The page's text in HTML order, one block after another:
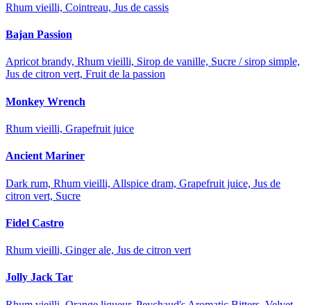
Rhum vieilli, Cointreau, Jus de cassis
Bajan Passion
Apricot brandy, Rhum vieilli, Sirop de vanille, Sucre / sirop simple,
Jus de citron vert, Fruit de la passion
Monkey Wrench
Rhum vieilli, Grapefruit juice
Ancient Mariner
Dark rum, Rhum vieilli, Allspice dram, Grapefruit juice, Jus de
citron vert, Sucre
Fidel Castro
Rhum vieilli, Ginger ale, Jus de citron vert
Jolly Jack Tar